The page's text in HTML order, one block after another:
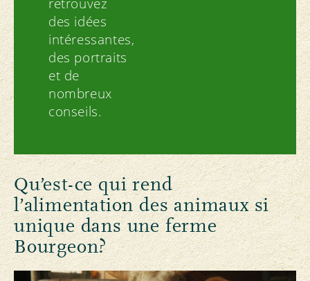
des idées
intéressantes,
des portraits
et de
nombreux
conseils.
Qu’est-ce qui rend
l’alimentation des animaux si
unique dans une ferme
Bourgeon?